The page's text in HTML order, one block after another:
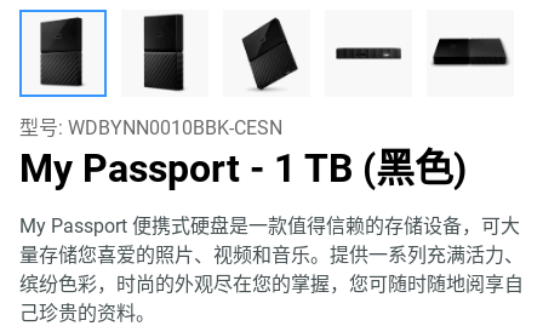
型号: WDBYNN0010BBK-CESN
My Passport - 1 TB (黑色)
My Passport 便携式硬盘是一款值得信赖的存储设备，可大
量存储您喜爱的照片、视频和音乐。提供一系列充满活力、
缤纷色彩，时尚的外观尽在您的掌握，您可随时随地阅享自
己珍贵的资料。